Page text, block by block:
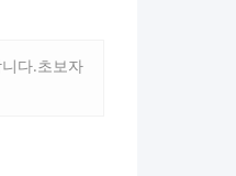
다.초보자